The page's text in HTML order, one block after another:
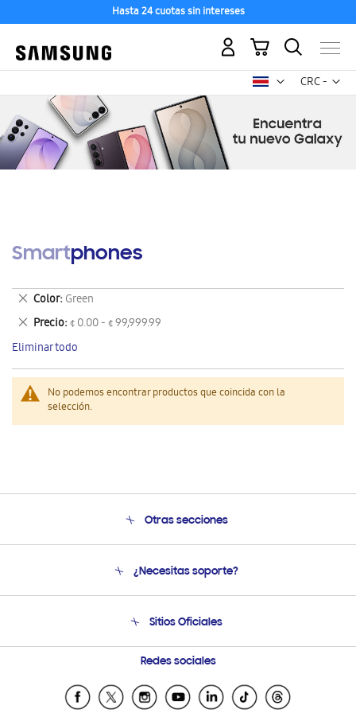
Hasta 24 cuotas sin intereses
CRC -
colón
Mi carrito
Smartphones
No podemos encontrar productos que coincida con la
selección.
Color Green
Eliminar
este
artículo
Precio ¢ 0.00 - ¢ 99,999.99
Eliminar
este
artículo
Eliminar todo
Otras secciones
Soporte
Seguimiento de tu pedido
Condiciones de Compra
¿Necesitas soporte?
Soporte vía eMail
Preguntas Frecuentes
Sitios Oficiales
Samsung Costa Rica
Samsung Ecuador
Samsung El Salvador
Redes sociales